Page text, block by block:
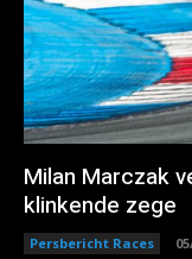
Milan Marczak
klinkende zege
Persbericht Races